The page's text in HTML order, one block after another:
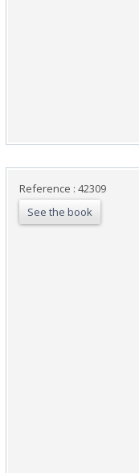
Reference : 42309
See the book